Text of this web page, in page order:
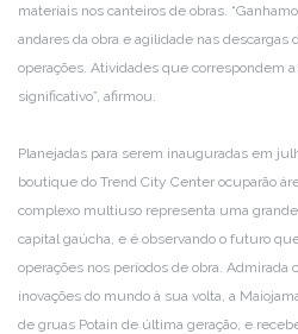
materiais nos canteiros de obras.
andares da obra e agilidade nas
operações. Atividades que correspondem
significativo”, afirmou.
Planejadas para serem inauguradas em
boutique do Trend City Center ocuparão
complexo multiuso representa uma
capital gaúcha, e é observando o futuro
operações nos períodos de obra. Admirada
inovações do mundo à sua volta, a
de gruas Potain de última geração, e